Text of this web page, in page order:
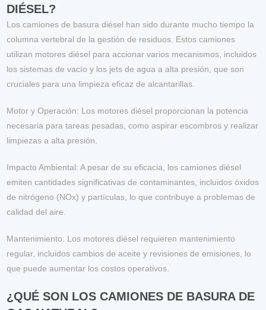
DIÉSEL?
Los camiones de basura diésel han sido durante mucho tiempo la
columna vertebral de la gestión de residuos. Estos camiones
utilizan motores diésel para accionar varios mecanismos, incluidos
los sistemas de vacío y los jets de agua a alta presión, que son
cruciales para una limpieza eficaz de alcantarillas.
Motor y Operación: Los motores diésel proporcionan la potencia
necesaria para tareas pesadas, como aspirar escombros y realizar
limpiezas a alta presión.
Impacto Ambiental: A pesar de su eficacia, los camiones diésel
emiten cantidades significativas de contaminantes, incluidos óxidos
de nitrógeno (NOx) y partículas, lo que contribuye a problemas de
calidad del aire.
Mantenimiento: Los motores diésel requieren mantenimiento
regular, incluidos cambios de aceite y revisiones de emisiones, lo
que puede aumentar los costos operativos.
¿QUÉ SON LOS CAMIONES DE BASURA DE